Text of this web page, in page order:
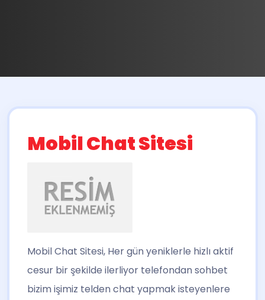
Mobil Chat Sitesi
Mobil Chat Sitesi, Her gün yeniklerle hizlı aktif
cesur bir şekilde ilerliyor telefondan sohbet
bizim işimiz telden chat yapmak isteyenlere